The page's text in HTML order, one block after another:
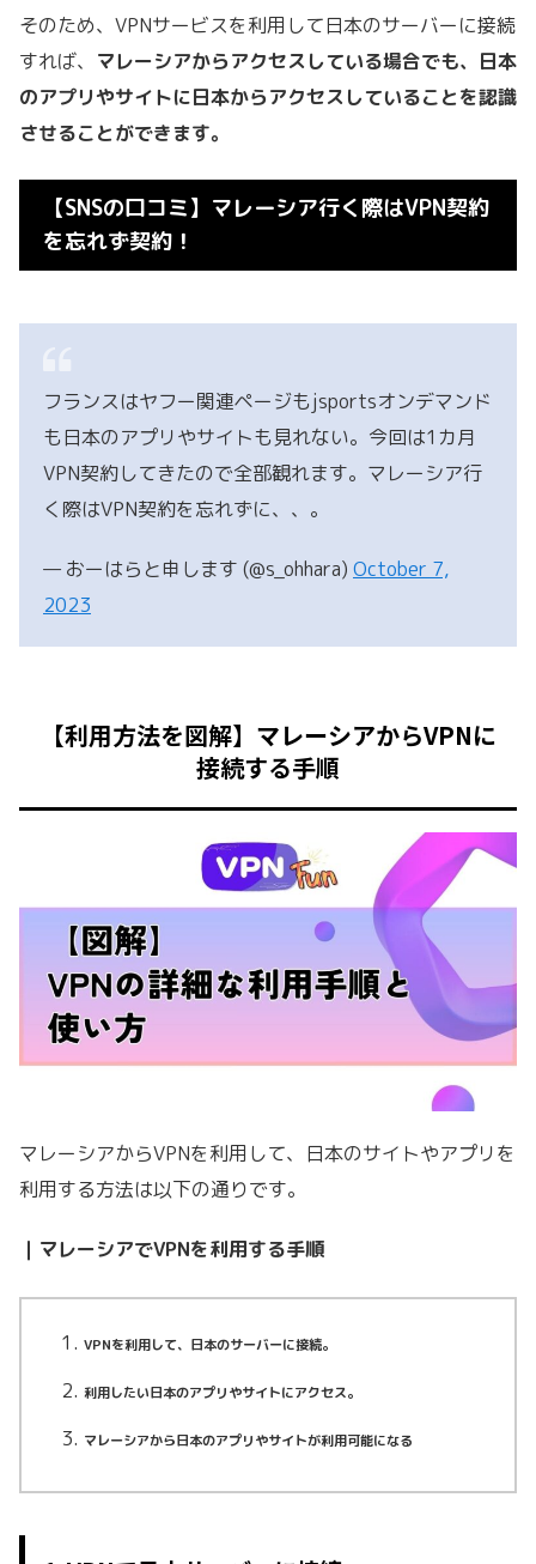
そのため、VPNサービスを利用して日本のサーバーに接続
すれば、 マレーシアからアクセスしている場合でも、日本
のアプリやサイトに日本からアクセスしていることを認識
させることができます。
【SNSの口コミ】マレーシア行く際はVPN契約
を忘れず契約！
フランスはヤフー関連ページもjsportsオンデマンド
も日本のアプリやサイトも見れない。今回は1カ月
VPN契約してきたので全部観れます。マレーシア行
く際はVPN契約を忘れずに、、。
— おーはらと申します (@s_ohhara) October 7,
2023
【利用方法を図解】マレーシアからVPNに
接続する手順
マレーシアからVPNを利用して、日本のサイトやアプリを
利用する方法は以下の通りです。
｜マレーシアでVPNを利用する手順
VPNを利用して、日本のサーバーに接続。
利用したい日本のアプリやサイトにアクセス。
マレーシアから日本のアプリやサイトが利用可能になる